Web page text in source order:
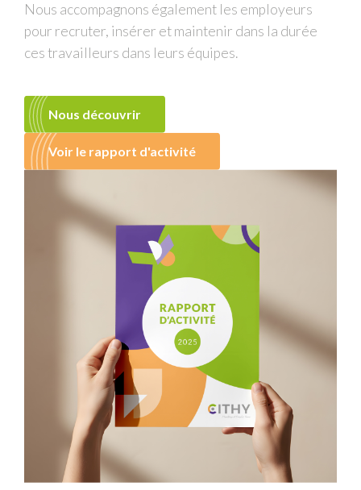
Nous accompagnons également les employeurs
pour recruter, insérer et maintenir dans la durée
ces travailleurs dans leurs équipes.
Nous découvrir
Voir le rapport d'activité